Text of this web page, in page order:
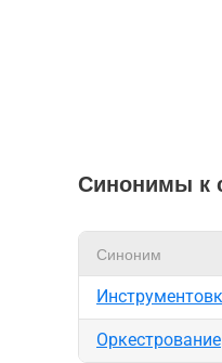
Синонимы к
Синоним
Оркестрование